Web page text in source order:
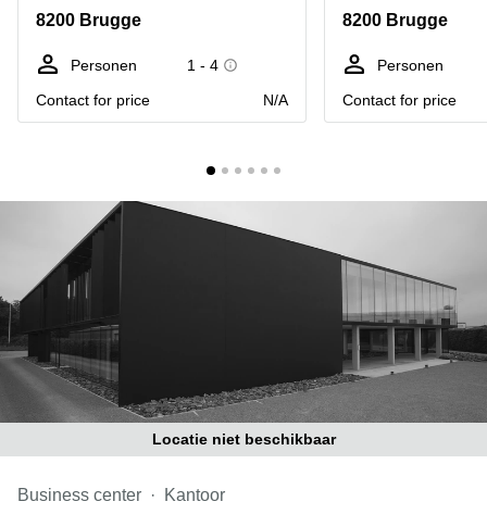
huren
Elsene
Brugge
Herentals
Aalst
ruimtes te
Gent
Vergaderzaal
huren in
Gent
Handelspand
Hasselt
Location
centre
d'affaires
à Mons
virtueel
kantoor in
8200 Brugge
Personen
1 - 4
Contact for price
N/A
8200 Brugge
Personen
Contact for price
Locatie niet beschikbaar
Business center Kantoor